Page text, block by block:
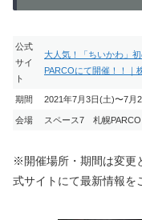
公式
サイ
ト
大人気！「ちいかわ」
PARCOにて開催！！｜
期間 2021年7月3日(土)〜7月
会場 スペース7 札幌PARCO
※開催場所・期間は変更
式サイトにて最新情報を